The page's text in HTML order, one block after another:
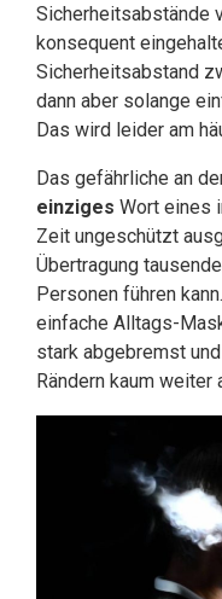
Sicherheitsabstände
konsequent
Sicherheitsabstand
dann aber solange
Das wird leider am
Das gefährliche an
einziges Wort eines
Zeit ungeschützt
Übertragung
Personen führen
einfache Alltags-
stark abgebremst
Rändern kaum weiter